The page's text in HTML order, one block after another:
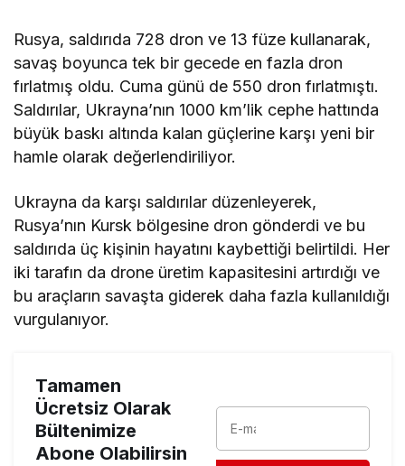
Rusya, saldırıda 728 dron ve 13 füze kullanarak,
savaş boyunca tek bir gecede en fazla dron
fırlatmış oldu. Cuma günü de 550 dron fırlatmıştı.
Saldırılar, Ukrayna’nın 1000 km’lik cephe hattında
büyük baskı altında kalan güçlerine karşı yeni bir
hamle olarak değerlendiriliyor.
Ukrayna da karşı saldırılar düzenleyerek,
Rusya’nın Kursk bölgesine dron gönderdi ve bu
saldırıda üç kişinin hayatını kaybettiği belirtildi. Her
iki tarafın da drone üretim kapasitesini artırdığı ve
bu araçların savaşta giderek daha fazla kullanıldığı
vurgulanıyor.
Tamamen
Ücretsiz Olarak
Bültenimize
Abone Olabilirsin